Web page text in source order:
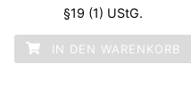
§19 (1) UStG.
IN DEN WARENKORB